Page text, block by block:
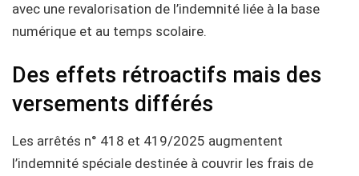
avec une revalorisation de l’indemnité liée à la base
numérique et au temps scolaire.
Des effets rétroactifs mais des
versements différés
Les arrêtés n° 418 et 419/2025 augmentent
l’indemnité spéciale destinée à couvrir les frais de